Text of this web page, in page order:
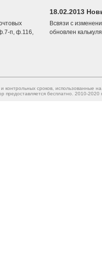
п, ф.116,
18.02.2013
Всвязи с
обновлен
контрольных сроков, использованные
предоставляется бесплатно. 2010-2020